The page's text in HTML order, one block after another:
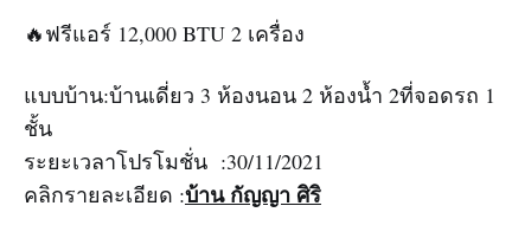
🔥ฟรีแอร์ 12,000 BTU 2 เครื่อง
แบบบ้าน:บ้านเดี่ยว 3 ห้องนอน 2 ห้องน้ำ 2ที่จอดรถ 1
ชั้น
ระยะเวลาโปรโมชั่น :30/11/2021
คลิกรายละเอียด :บ้าน กัญญา ศิริ